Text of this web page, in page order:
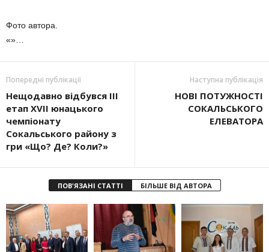
Фото автора.
«»…
Попередні публікації
Нещодавно відбувся ІІІ
етап XVII юнацького
чемпіонату
Сокальського району з
гри «Що? Де? Коли?»
Наступна публікація
НОВІ ПОТУЖНОСТІ
СОКАЛЬСЬКОГО
ЕЛЕВАТОРА
ПОВ'ЯЗАНІ СТАТТІ БІЛЬШЕ ВІД АВТОРА